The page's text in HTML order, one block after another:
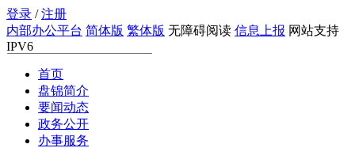
登录 /注册
内部办公平台 简体版 繁体版 无障碍阅读 信息上报 网站支持
IPV6
搜索
首页
盘锦简介
要闻动态
政务公开
办事服务